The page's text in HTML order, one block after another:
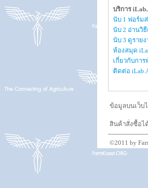
บริการ
นับ 1 ฟอร์ม
นับ 2 อ่านวิ
นับ 3 ดูราย
ห้องสมุด
เกี่ยวกับกา
ติดต่อ
ข้อมูลบนเว็บ
สินค้าสั่งซื้อไ
©2011 by